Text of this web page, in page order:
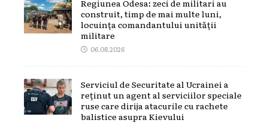
Regiunea Odesa: zeci de militari au
construit, timp de mai multe luni,
locuința comandantului unității
militare
06.08.2026
Serviciul de Securitate al Ucrainei a
reținut un agent al serviciilor speciale
ruse care dirija atacurile cu rachete
balistice asupra Kievului